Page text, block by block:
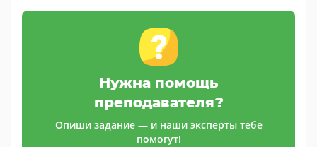
Нужна помощь
преподавателя?
Опиши задание — и наши эксперты тебе
помогут!